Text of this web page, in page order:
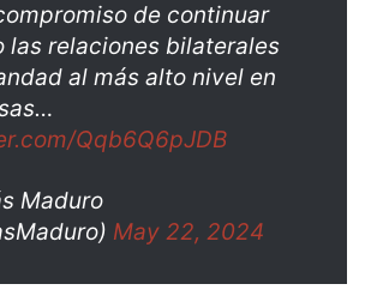
de continuar
las relaciones bilaterales
al más alto nivel en
Qqb6Q6pJDB
Maduro
May 22, 2024